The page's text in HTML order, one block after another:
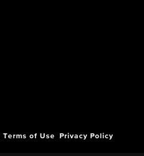
Terms of Use Privacy Policy